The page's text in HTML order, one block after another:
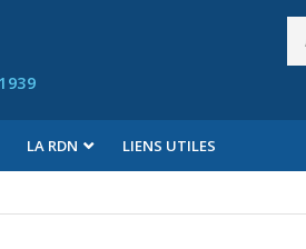
LA RDN LIENS UTILES